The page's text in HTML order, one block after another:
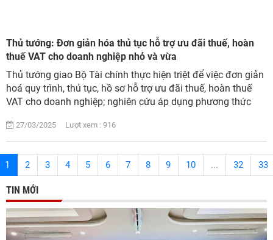
Thủ tướng: Đơn giản hóa thủ tục hỗ trợ ưu đãi thuế, hoàn
thuế VAT cho doanh nghiệp nhỏ và vừa
Thủ tướng giao Bộ Tài chính thực hiện triệt để việc đơn giản
hoá quy trình, thủ tục, hồ sơ hỗ trợ ưu đãi thuế, hoàn thuế
VAT cho doanh nghiệp; nghiên cứu áp dụng phương thức
27/03/2025 Lượt xem : 916
1 2 3 4 5 6 7 8 9 10 ... 32 33
TIN MỚI